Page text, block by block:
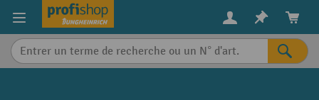
content